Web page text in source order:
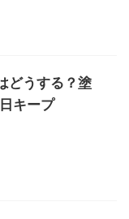
どうする？塗
キープ